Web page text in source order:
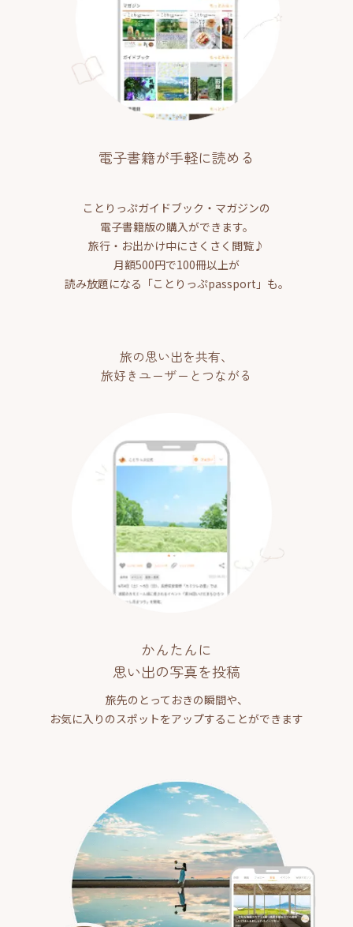
電子書籍が手軽に読める
ことりっぷガイドブック・マガジンの
電子書籍版の購入ができます。
旅行・お出かけ中にさくさく閲覧♪
月額500円で100冊以上が
読み放題になる「ことりっぷpassport」も。
旅の思い出を共有、
旅好きユーザーとつながる
かんたんに
思い出の写真を投稿
旅先のとっておきの瞬間や、
お気に入りのスポットをアップすることができます